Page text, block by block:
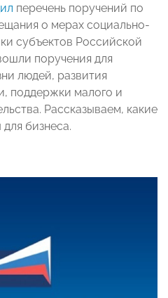
перечень поручений по
о мерах социально-
субъектов Российской
поручения для
людей, развития
поддержки малого и
Рассказываем, какие
бизнеса.